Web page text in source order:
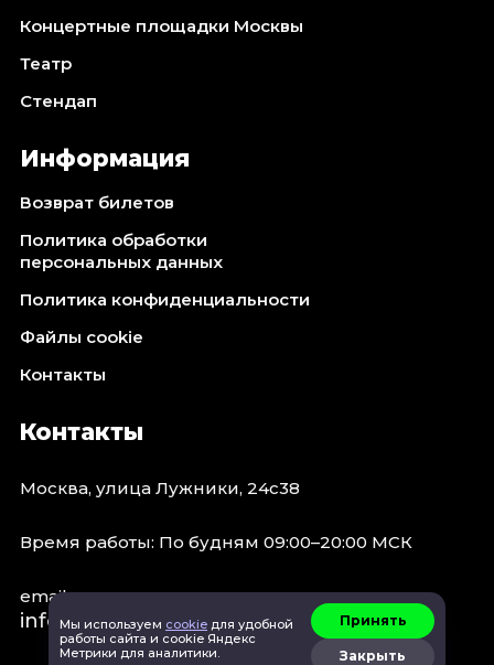
Концертные площадки Москвы
Театр
Стендап
Информация
Возврат билетов
Политика обработки
персональных данных
Политика конфиденциальности
Файлы cookie
Контакты
Контакты
Москва, улица Лужники, 24с38
Время работы: По будням 09:00–20:00 МСК
email:
info@concert.moscow
Мы используем cookie для удобной
работы сайта и cookie Яндекс
Метрики для аналитики.
Принять
Закрыть